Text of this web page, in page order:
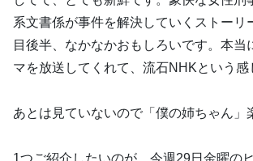
系文書係が事件を解決していくストーリ
目後半、なかなかおもしろいです。本当
マを放送してくれて、流石NHKという感
あとは見ていないので「僕の姉ちゃん」
1つご紹介したいのが、今週29日金曜の